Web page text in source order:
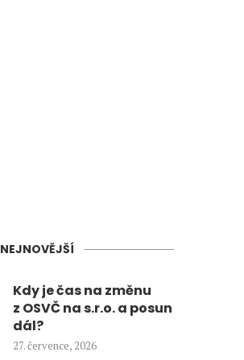
NEJNOVĚJŠÍ
Kdy je čas na změnu
z OSVČ na s.r.o. a posun
dál?
27. července, 2026